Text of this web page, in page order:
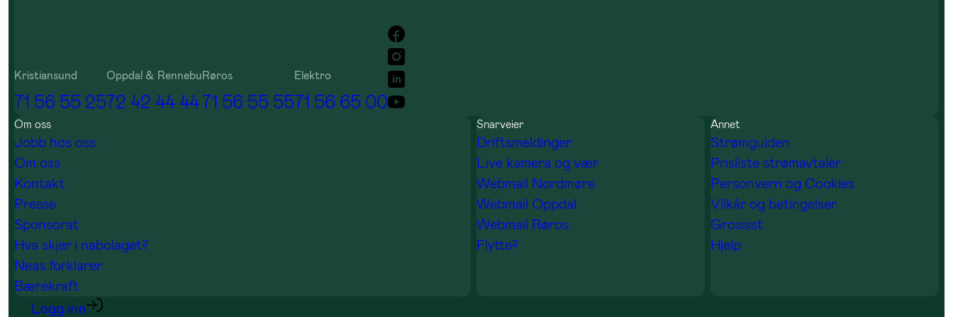
Kristiansund
71 56 55 25
Oppdal & Rennebu
72 42 44 44
Røros
71 56 55 55
Elektro
71 56 65 00
Om oss
Jobb hos oss
Om oss
Kontakt
Presse
Sponsorat
Hva skjer i nabolaget?
Neas forklarer
Bærekraft
Snarveier
Driftsmeldinger
Live kamera og vær
Webmail Nordmøre
Webmail Oppdal
Webmail Røros
Flytte?
Annet
Strømguiden
Prisliste strømavtaler
Personvern og Cookies
Vilkår og betingelser
Grossist
Hjelp
Logg inn